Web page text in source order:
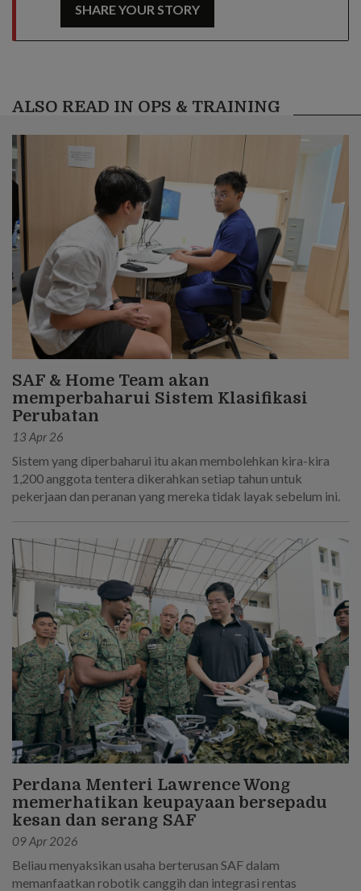
SHARE YOUR STORY
ALSO READ IN OPS & TRAINING
SAF & Home Team akan
memperbaharui Sistem Klasifikasi
Perubatan
13 Apr 26
Sistem yang diperbaharui itu akan membolehkan kira-kira
1,200 anggota tentera dikerahkan setiap tahun untuk
pekerjaan dan peranan yang mereka tidak layak sebelum ini.
Perdana Menteri Lawrence Wong
memerhatikan keupayaan bersepadu
kesan dan serang SAF
09 Apr 2026
Beliau menyaksikan usaha berterusan SAF dalam
memanfaatkan robotik canggih dan integrasi rentas